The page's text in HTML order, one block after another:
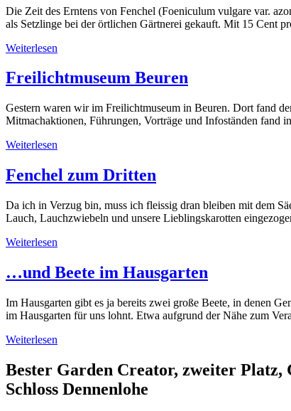
Die Zeit des Erntens von Fenchel (Foeniculum vulgare var.
als Setzlinge bei der örtlichen Gärtnerei gekauft. Mit 15 Cent
Weiterlesen
Freilichtmuseum Beuren
Gestern waren wir im Freilichtmuseum in Beuren. Dort fand
Mitmachaktionen, Führungen, Vorträge und Infoständen
Weiterlesen
Fenchel zum Dritten
Da ich in Verzug bin, muss ich fleissig dran bleiben mit dem
Lauch, Lauchzwiebeln und unsere Lieblingskarotten
Weiterlesen
…und Beete im Hausgarten
Im Hausgarten gibt es ja bereits zwei große Beete, in denen
im Hausgarten für uns lohnt. Etwa aufgrund der Nähe zum
Weiterlesen
Bester Garden Creator, zweiter Platz,
Schloss Dennenlohe